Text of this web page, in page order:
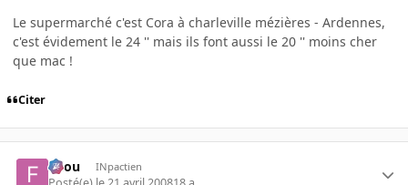
Le supermarché c'est Cora à charleville mézières - Ardennes,
c'est évidement le 24 '' mais ils font aussi le 20 '' moins cher
que mac !
Citer
falou INpactien